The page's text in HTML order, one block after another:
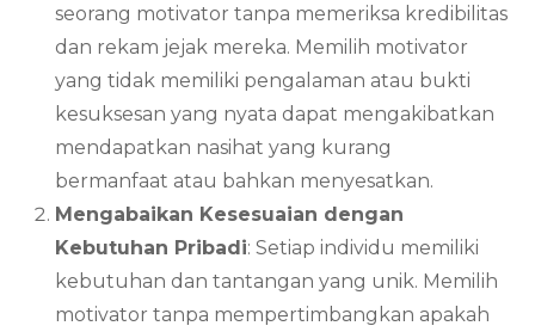
seorang motivator tanpa memeriksa kredibilitas
dan rekam jejak mereka. Memilih motivator
yang tidak memiliki pengalaman atau bukti
kesuksesan yang nyata dapat mengakibatkan
mendapatkan nasihat yang kurang
bermanfaat atau bahkan menyesatkan.
Mengabaikan Kesesuaian dengan
Kebutuhan Pribadi: Setiap individu memiliki
kebutuhan dan tantangan yang unik. Memilih
motivator tanpa mempertimbangkan apakah